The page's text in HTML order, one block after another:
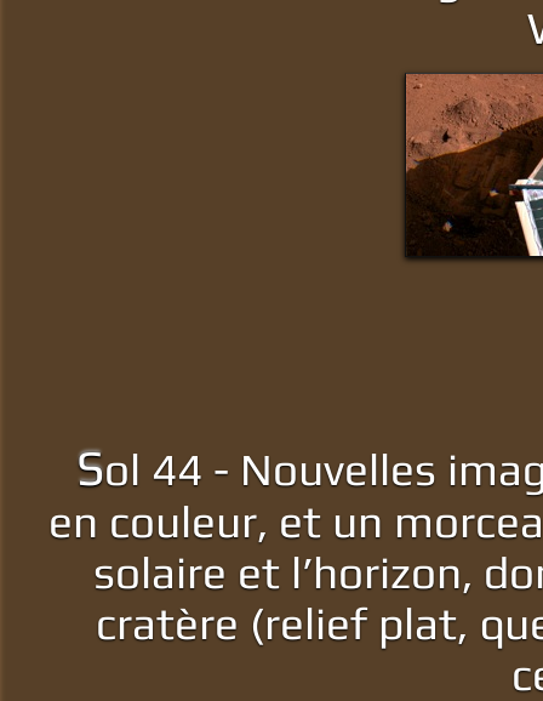
Sol 44 - Nouvelles
en couleur, et un
solaire et l’horizon,
cratère (relief plat,